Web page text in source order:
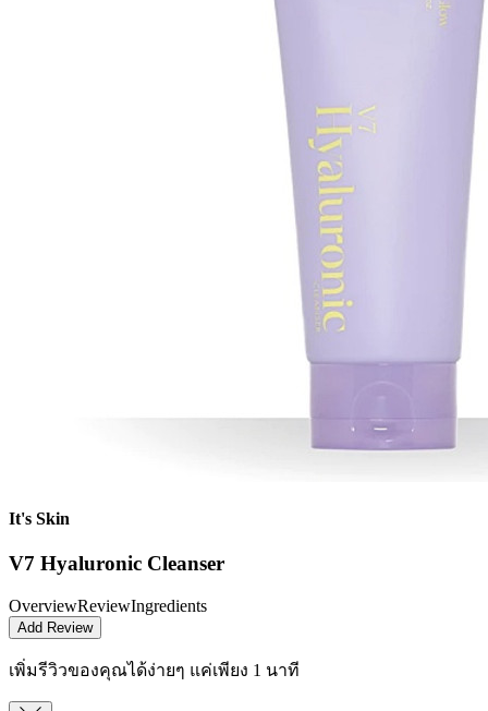
It's Skin
V7 Hyaluronic Cleanser
OverviewReviewIngredients
Add Review
เพิ่มรีวิวของคุณได้ง่ายๆ แค่เพียง 1 นาที